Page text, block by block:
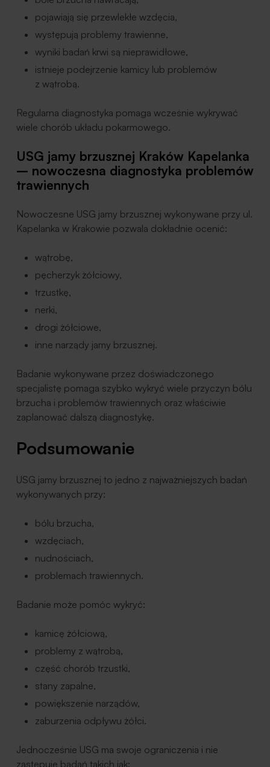
pojawiają się przewlekłe wzdęcia,
występują problemy trawienne,
wyniki badań krwi są nieprawidłowe,
istnieje podejrzenie kamicy lub problemów
z wątrobą.
Regularna diagnostyka pomaga wcześnie wykrywać
wiele chorób układu pokarmowego.
USG jamy brzusznej Kraków Kapelanka
– nowoczesna diagnostyka problemów
trawiennych
Nowoczesne USG jamy brzusznej wykonywane przy ul.
Kapelanka w Krakowie pozwala dokładnie ocenić:
wątrobę,
pęcherzyk żółciowy,
trzustkę,
nerki,
drogi żółciowe,
inne narządy jamy brzusznej.
Badanie wykonywane przez doświadczonego
specjalistę pomaga szybko wykryć wiele przyczyn bólu
brzucha i problemów trawiennych oraz właściwie
zaplanować dalszą diagnostykę.
Podsumowanie
USG jamy brzusznej to jedno z najważniejszych badań
wykonywanych przy:
bólu brzucha,
wzdęciach,
nudnościach,
problemach trawiennych.
Badanie może pomóc wykryć:
kamicę żółciową,
problemy z wątrobą,
część chorób trzustki,
stany zapalne,
powiększenie narządów,
zaburzenia odpływu żółci.
Jednocześnie USG ma swoje ograniczenia i nie
zastępuje badań takich jak: